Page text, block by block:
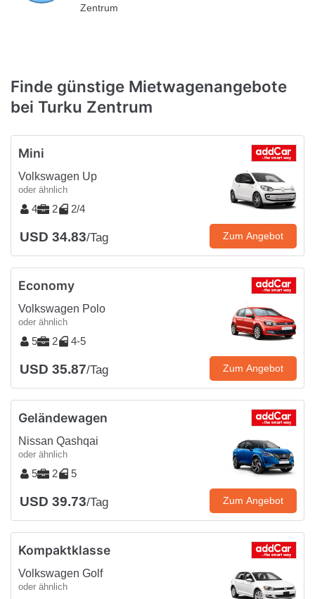
Zentrum
Finde günstige Mietwagenangebote
bei Turku Zentrum
Mini
Volkswagen Up
oder ähnlich
4 2 2/4
USD 34.83/Tag Zum Angebot
Economy
Volkswagen Polo
oder ähnlich
5 2 4-5
USD 35.87/Tag Zum Angebot
Geländewagen
Nissan Qashqai
oder ähnlich
5 2 5
USD 39.73/Tag Zum Angebot
Kompaktklasse
Volkswagen Golf
oder ähnlich